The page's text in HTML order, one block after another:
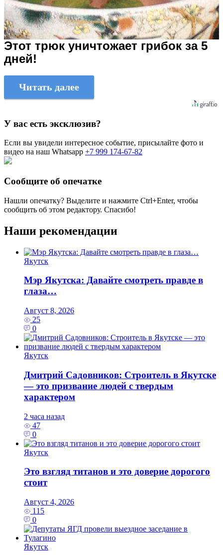
Этот трюк уничтожает грибок за 5
дней!
Читать далее
У вас есть эксклюзив?
Если вы увидели интересное событие, присылайте фото и
видео на наш Whatsapp +7 999 174-67-82
Сообщите об опечатке
Нашли опечатку? Выделите и нажмите Ctrl+Enter, чтобы
сообщить об этом редактору. Спасибо!
Наши рекомендации
Якутск
Мэр Якутска: Давайте смотреть правде в
глаза…
Август 8, 2026
25
0
Якутск
Дмитрий Садовников: Строитель в Якутске
— это призвание людей с твердым
характером
2 часа назад
47
0
Якутск
Это взгляд титанов и это доверие дорогого
стоит
Август 4, 2026
115
0
Якутск